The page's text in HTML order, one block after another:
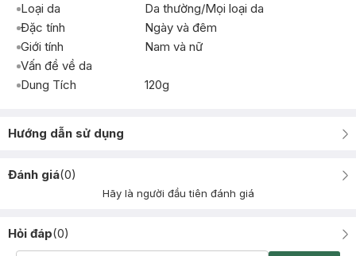
Loại da
Da thường/Mọi loại da
Đặc tính
Ngày và đêm
Giới tính
Nam và nữ
Vấn đề về da
Dung Tích
120g
Hướng dẫn sử dụng
Đánh giá(0)
Hãy là người đầu tiên đánh giá
Hỏi đáp(0)